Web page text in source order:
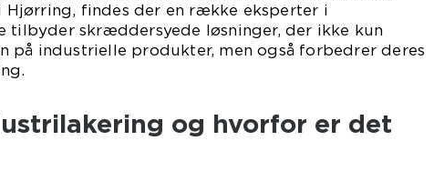
findes der en række eksperter i
tilbyder skræddersyede løsninger, der ikke kun
på industrielle produkter, men også forbedrer deres
og hvorfor er det